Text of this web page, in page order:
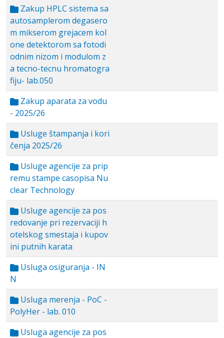
Zakup HPLC sistema sa
autosamplerom degasero
m mikserom grejacem kol
one detektorom sa fotodi
odnim nizom i modulom z
a tecno-tecnu hromatogra
fiju- lab.050
Zakup aparata za vodu
- 2025/26
Usluge štampanja i kori
čenja 2025/26
Usluge agencije za prip
remu stampe casopisa Nu
clear Technology
Usluge agencije za pos
redovanje pri rezervaciji h
otelskog smestaja i kupov
ini putnih karata
Usluga osiguranja - IN
N
Usluga merenja - PoC -
PolyHer - lab. 010
Usluga agencije za pos